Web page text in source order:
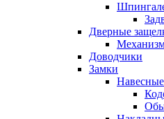
Дверные
Доводчики
Замки